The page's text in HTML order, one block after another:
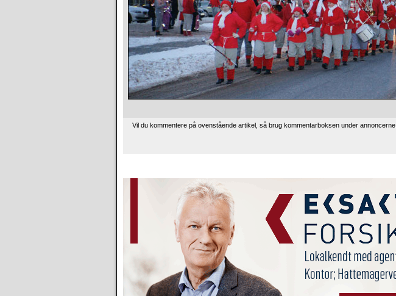
Vil du kommentere på ovenstående artikel, så brug kommentarboksen under annoncerne.